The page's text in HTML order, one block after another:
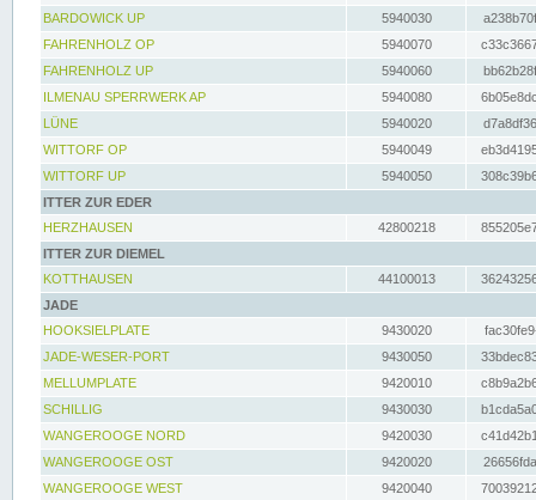
BARDOWICK UP
5940030
FAHRENHOLZ OP
5940070
FAHRENHOLZ UP
5940060
ILMENAU SPERRWERK AP
5940080
LÜNE
5940020
WITTORF OP
5940049
WITTORF UP
5940050
ITTER ZUR EDER
HERZHAUSEN
42800218
ITTER ZUR DIEMEL
KOTTHAUSEN
44100013
JADE
HOOKSIELPLATE
9430020
JADE-WESER-PORT
9430050
MELLUMPLATE
9420010
SCHILLIG
9430030
WANGEROOGE NORD
9420030
WANGEROOGE OST
9420020
WANGEROOGE WEST
9420040